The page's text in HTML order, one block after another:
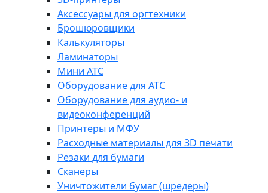
Аксессуары для оргтехники
Брошюровщики
Калькуляторы
Ламинаторы
Мини АТС
Оборудование для АТС
Оборудование для аудио- и
видеоконференций
Принтеры и МФУ
Расходные материалы для 3D печати
Резаки для бумаги
Сканеры
Уничтожители бумаг (шредеры)